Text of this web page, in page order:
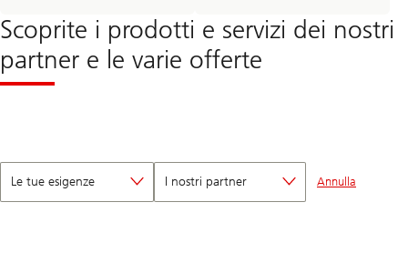
Scoprite i prodotti e servizi dei nostri
partner e le varie offerte
Le tue esigenze I nostri partner Annulla